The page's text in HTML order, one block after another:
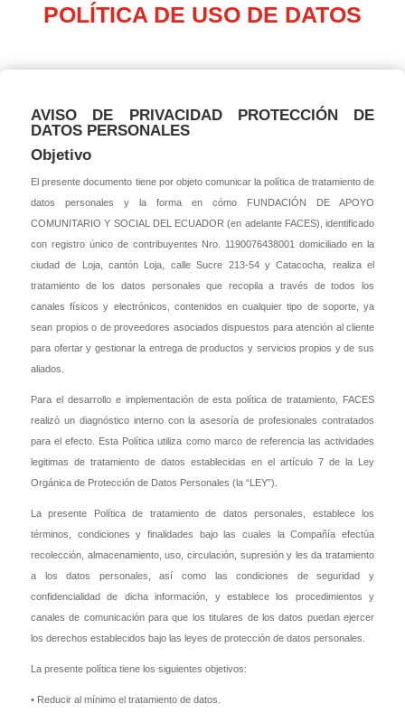
POLÍTICA DE USO DE DATOS
AVISO DE PRIVACIDAD PROTECCIÓN DE
DATOS PERSONALES
Objetivo
El presente documento tiene por objeto comunicar la política de tratamiento de
datos personales y la forma en cómo FUNDACIÓN DE APOYO
COMUNITARIO Y SOCIAL DEL ECUADOR (en adelante FACES), identificado
con registro único de contribuyentes Nro. 1190076438001 domiciliado en la
ciudad de Loja, cantón Loja, calle Sucre 213-54 y Catacocha, realiza el
tratamiento de los datos personales que recopila a través de todos los
canales físicos y electrónicos, contenidos en cualquier tipo de soporte, ya
sean propios o de proveedores asociados dispuestos para atención al cliente
para ofertar y gestionar la entrega de productos y servicios propios y de sus
aliados.
Para el desarrollo e implementación de esta política de tratamiento, FACES
realizó un diagnóstico interno con la asesoría de profesionales contratados
para el efecto. Esta Política utiliza como marco de referencia las actividades
legitimas de tratamiento de datos establecidas en el artículo 7 de la Ley
Orgánica de Protección de Datos Personales (la “LEY”).
La presente Política de tratamiento de datos personales, establece los
términos, condiciones y finalidades bajo las cuales la Compañía efectúa
recolección, almacenamiento, uso, circulación, supresión y les da tratamiento
a los datos personales, así como las condiciones de seguridad y
confidencialidad de dicha información, y establece los procedimientos y
canales de comunicación para que los titulares de los datos puedan ejercer
los derechos establecidos bajo las leyes de protección de datos personales.
La presente política tiene los siguientes objetivos:
• Reducir al mínimo el tratamiento de datos.